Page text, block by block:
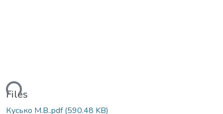
Files
Кусько М.В..pdf(590.48 KB)